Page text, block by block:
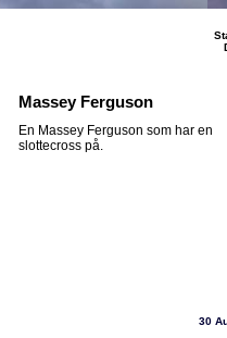
Massey Ferguson
En Massey Ferguson som har en
slottecross på.
30